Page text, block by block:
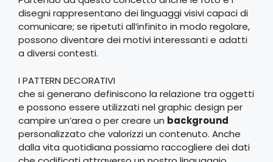
disegni rappresentano dei linguaggi visivi capaci di
comunicare; se ripetuti all’infinito in modo regolare,
possono diventare dei motivi interessanti e adatti
a diversi contesti.
I PATTERN DECORATIVI
che si generano definiscono la relazione tra oggetti
e possono essere utilizzati nel graphic design per
campire un’area o per creare un background
personalizzato che valorizzi un contenuto. Anche
dalla vita quotidiana possiamo raccogliere dei dati